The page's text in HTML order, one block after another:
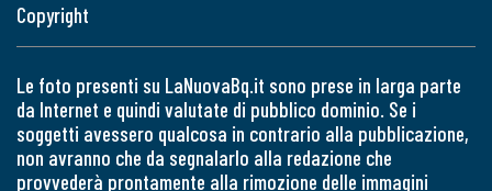
Copyright
Le foto presenti su LaNuovaBq.it sono prese in larga parte
da Internet e quindi valutate di pubblico dominio. Se i
soggetti avessero qualcosa in contrario alla pubblicazione,
non avranno che da segnalarlo alla redazione che
provvederà prontamente alla rimozione delle immagini